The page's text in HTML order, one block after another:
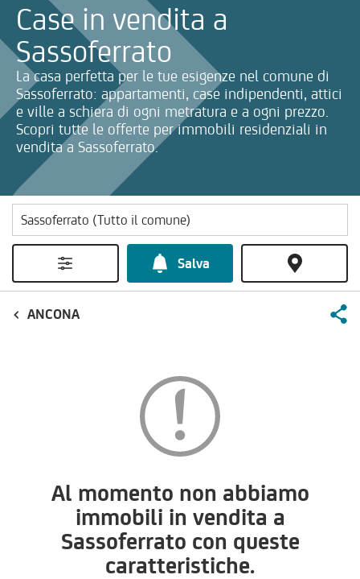
Case in vendita a
Sassoferrato
La casa perfetta per le tue esigenze nel comune di
Sassoferrato: appartamenti, case indipendenti, attici
e ville a schiera di ogni metratura e a ogni prezzo.
Scopri tutte le offerte per immobili residenziali in
vendita a Sassoferrato.
Salva
ANCONA
Al momento non abbiamo
immobili in vendita a
Sassoferrato con queste
caratteristiche.